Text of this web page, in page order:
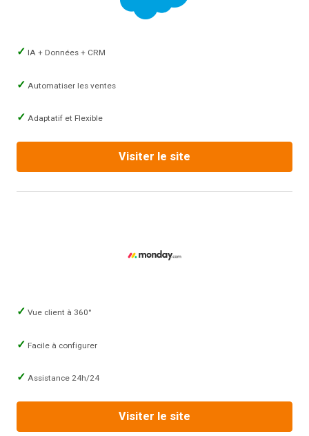
IA + Données + CRM
Automatiser les ventes
Adaptatif et Flexible
Visiter le site
Vue client à 360°
Facile à configurer
Assistance 24h/24
Visiter le site